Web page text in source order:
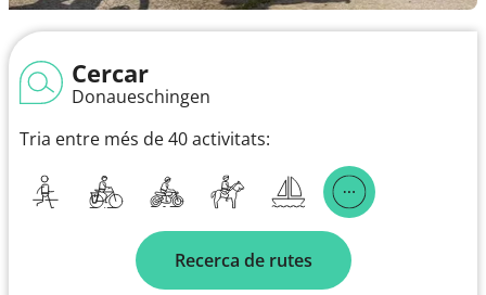
Cercar
Donaueschingen
Tria entre més de 40 activitats:
Recerca de rutes